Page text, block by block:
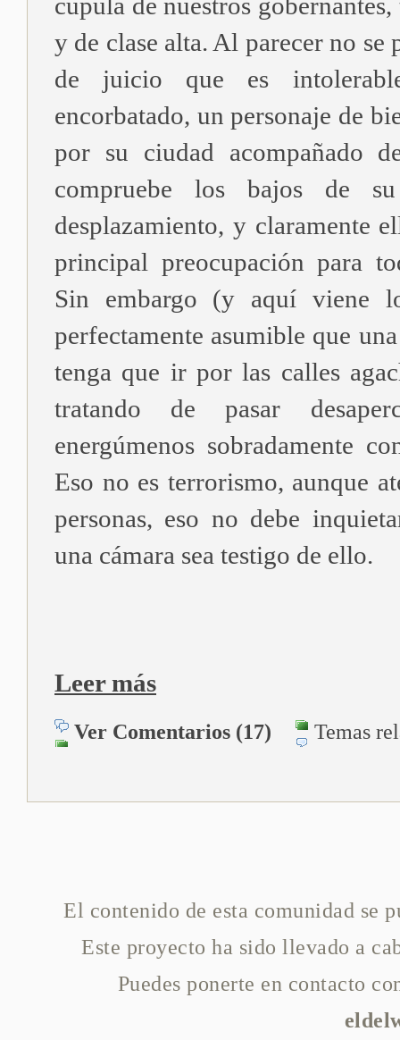
y de clase alta. Al parecer no se
de juicio que es
encorbatado, un personaje de
por su ciudad acompañado
compruebe los bajos de
desplazamiento, y claramente
principal preocupación para
Sin embargo (y aquí viene
perfectamente asumible que
tenga que ir por las calles
tratando de pasar
energúmenos sobradamente
Eso no es terrorismo, aunque
personas, eso no debe
una cámara sea testigo de ello.
Leer más
Ver Comentarios (17) Temas
El contenido de esta comunidad se
Este proyecto ha sido llevado a
Puedes ponerte en contacto